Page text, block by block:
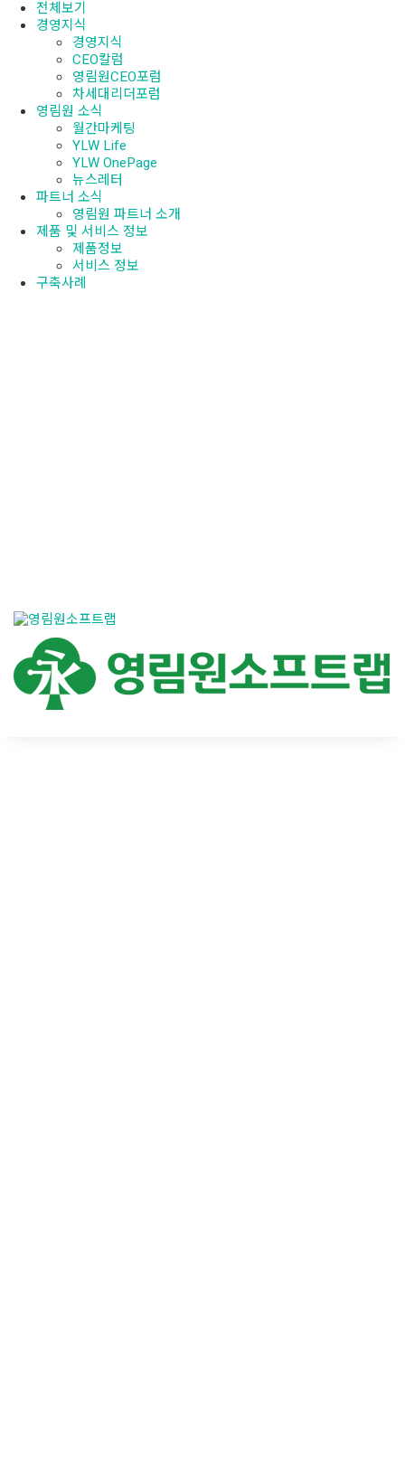
전체보기
경영지식
경영지식
CEO칼럼
영림원CEO포럼
차세대리더포럼
영림원 소식
월간마케팅
YLW Life
YLW OnePage
뉴스레터
파트너 소식
영림원 파트너 소개
제품 및 서비스 정보
제품정보
서비스 정보
구축사례